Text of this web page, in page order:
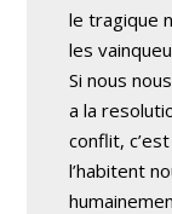
le tragique
les
Si nous
a la
conflit,
l’habitent